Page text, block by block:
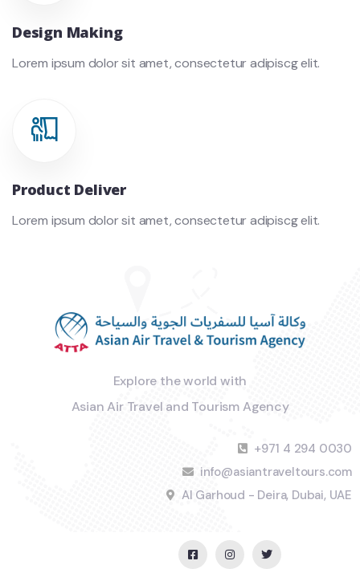
Design Making
Lorem ipsum dolor sit amet, consectetur adipiscg elit.
Product Deliver
Lorem ipsum dolor sit amet, consectetur adipiscg elit.
Explore the world with
Asian Air Travel and Tourism Agency
+971 4 294 0030
info@asiantraveltours.com
Al Garhoud - Deira, Dubai, UAE